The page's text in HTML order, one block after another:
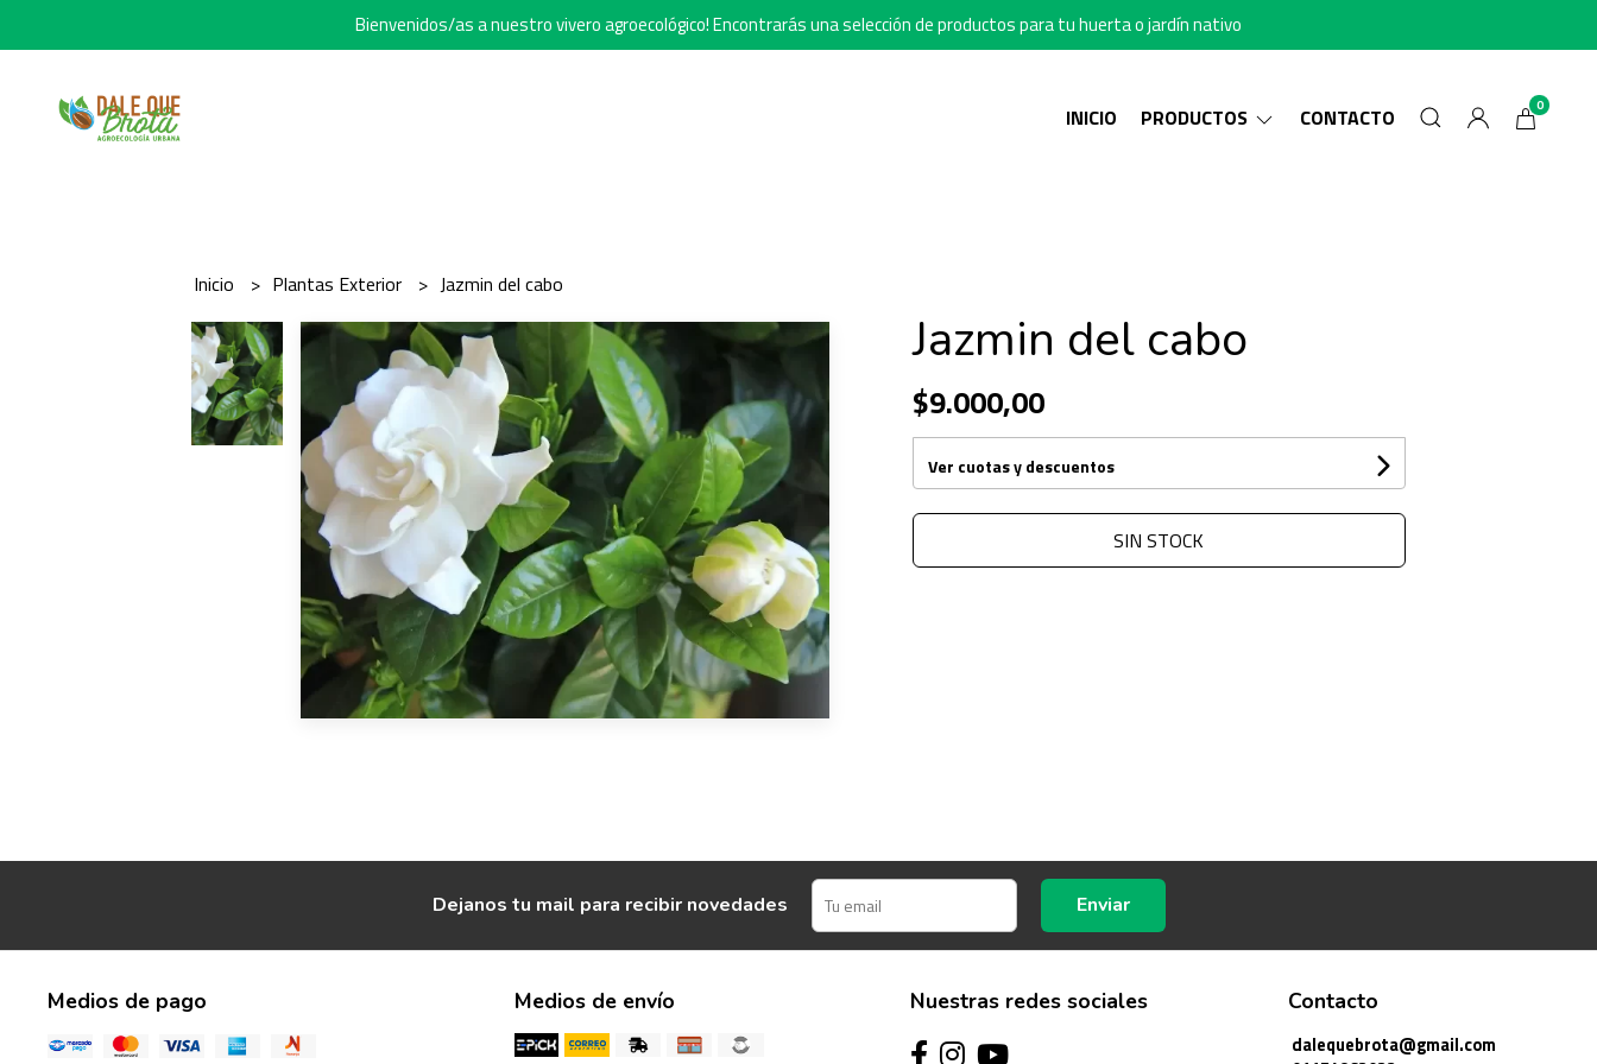
Bienvenidos/as a nuestro vivero agroecológico! Encontrarás una selección de productos para tu huerta o jardín nativo
INICIO PRODUCTOS CONTACTO 0
Inicio Plantas Exterior Jazmin del cabo
Jazmin del cabo
$9.000,00
Ver cuotas y descuentos
SIN STOCK
Dejanos tu mail para recibir novedades Enviar
Medios de pago Medios de envío Nuestras redes sociales Contacto
dalequebrota@gmail.com